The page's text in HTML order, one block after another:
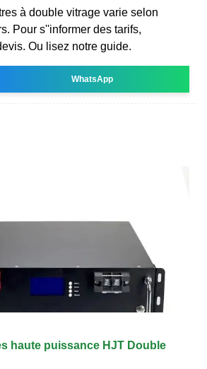
à double vitrage varie selon
Pour s''informer des tarifs,
Ou lisez notre guide.
WhatsApp
haute puissance HJT Double